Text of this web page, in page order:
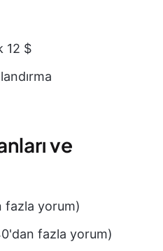
12 $
ve
fazla yorum)
fazla yorum)